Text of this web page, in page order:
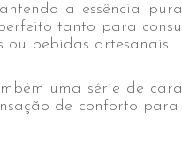
a essência
tanto para
ou bebidas artesanais.
uma série de
de conforto